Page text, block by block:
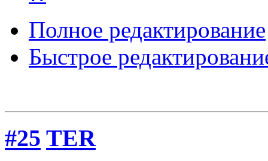
Полное редактирование
Быстрое
#25 TER